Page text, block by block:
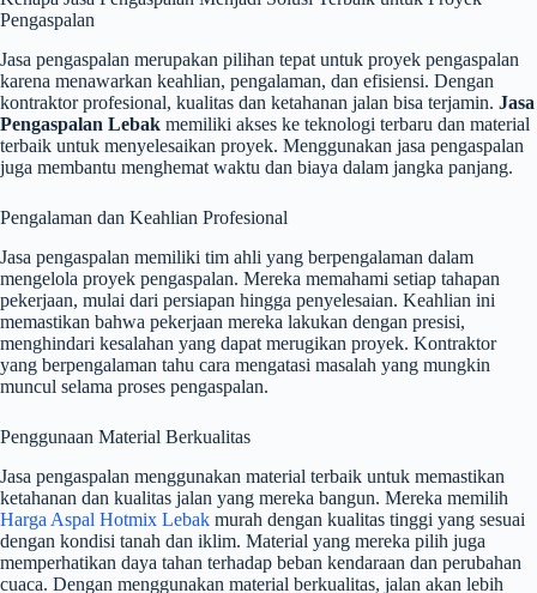
Pengaspalan
Jasa pengaspalan merupakan pilihan tepat untuk proyek pengaspalan
karena menawarkan keahlian, pengalaman, dan efisiensi. Dengan
kontraktor profesional, kualitas dan ketahanan jalan bisa terjamin. Jasa
Pengaspalan Lebak memiliki akses ke teknologi terbaru dan material
terbaik untuk menyelesaikan proyek. Menggunakan jasa pengaspalan
juga membantu menghemat waktu dan biaya dalam jangka panjang.
Pengalaman dan Keahlian Profesional
Jasa pengaspalan memiliki tim ahli yang berpengalaman dalam
mengelola proyek pengaspalan. Mereka memahami setiap tahapan
pekerjaan, mulai dari persiapan hingga penyelesaian. Keahlian ini
memastikan bahwa pekerjaan mereka lakukan dengan presisi,
menghindari kesalahan yang dapat merugikan proyek. Kontraktor
yang berpengalaman tahu cara mengatasi masalah yang mungkin
muncul selama proses pengaspalan.
Penggunaan Material Berkualitas
Jasa pengaspalan menggunakan material terbaik untuk memastikan
ketahanan dan kualitas jalan yang mereka bangun. Mereka memilih
Harga Aspal Hotmix Lebak murah dengan kualitas tinggi yang sesuai
dengan kondisi tanah dan iklim. Material yang mereka pilih juga
memperhatikan daya tahan terhadap beban kendaraan dan perubahan
cuaca. Dengan menggunakan material berkualitas, jalan akan lebih